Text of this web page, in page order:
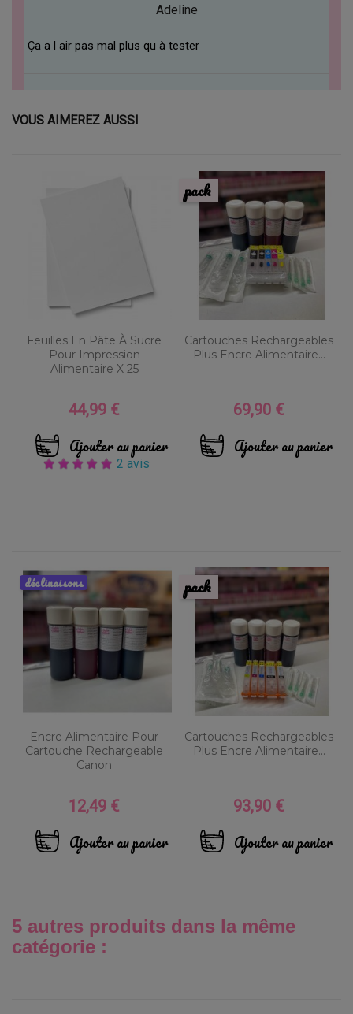
Adeline
Ça a l air pas mal plus qu à tester
VOUS AIMEREZ AUSSI
Feuilles En Pâte À Sucre
Pour Impression
Alimentaire X 25
Prix
44,99 €
Ajouter au panier
2 avis
Cartouches Rechargeables
Plus Encre Alimentaire...
Prix
69,90 €
Ajouter au panier
pack
Encre Alimentaire Pour
Cartouche Rechargeable
Canon
Prix
12,49 €
Ajouter au panier
déclinaisons
Cartouches Rechargeables
Plus Encre Alimentaire...
Prix
93,90 €
Ajouter au panier
pack
5 autres produits dans la même
catégorie :